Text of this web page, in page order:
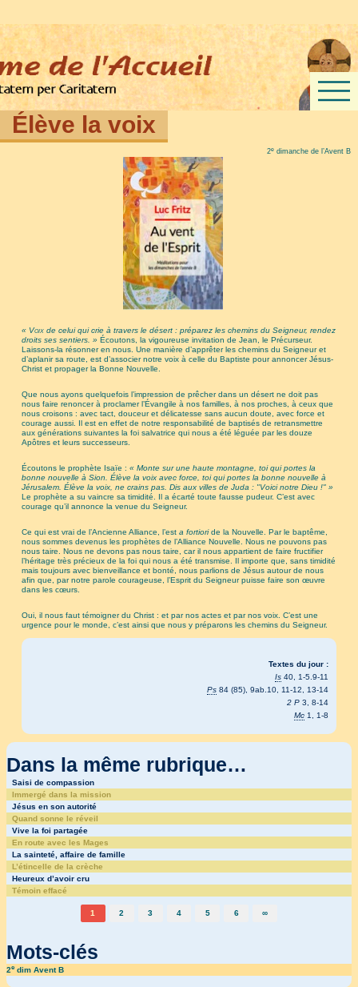
Élève la voix
2edimanche de l’Avent B
« Voixde celui qui crie à travers le désert : préparez les chemins du Seigneur, rendez
droits ses sentiers. » Écoutons, la vigoureuse invitation de Jean, le Précurseur.
Laissons-la résonner en nous. Une manière d’apprêter les chemins du Seigneur et
d’aplanir sa route, est d’associer notre voix à celle du Baptiste pour annoncer Jésus-
Christ et propager la Bonne Nouvelle.
Que nous ayons quelquefois l’impression de prêcher dans un désert ne doit pas
nous faire renoncer à proclamer l’Évangile à nos familles, à nos proches, à ceux que
nous croisons : avec tact, douceur et délicatesse sans aucun doute, avec force et
courage aussi. Il est en effet de notre responsabilité de baptisés de retransmettre
aux générations suivantes la foi salvatrice qui nous a été léguée par les douze
Apôtres et leurs successeurs.
Écoutons le prophète Isaïe : « Monte sur une haute montagne, toi qui portes la
bonne nouvelle à Sion. Élève la voix avec force, toi qui portes la bonne nouvelle à
Jérusalem. Élève la voix, ne crains pas. Dis aux villes de Juda : "Voici notre Dieu !" »
Le prophète a su vaincre sa timidité. Il a écarté toute fausse pudeur. C’est avec
courage qu’il annonce la venue du Seigneur.
Ce qui est vrai de l’Ancienne Alliance, l’est a fortioride la Nouvelle. Par le baptême,
nous sommes devenus les prophètes de l’Alliance Nouvelle. Nous ne pouvons pas
nous taire. Nous ne devons pas nous taire, car il nous appartient de faire fructifier
l’héritage très précieux de la foi qui nous a été transmise. Il importe que, sans timidité
mais toujours avec bienveillance et bonté, nous parlions de Jésus autour de nous
afin que, par notre parole courageuse, l’Esprit du Seigneur puisse faire son œuvre
dans les cœurs.
Oui, il nous faut témoigner du Christ : et par nos actes et par nos voix. C’est une
urgence pour le monde, c’est ainsi que nous y préparons les chemins du Seigneur.
Textes du jour :
Is 40, 1-5.9-11
Ps 84 (85), 9ab.10, 11-12, 13-14
2 P 3, 8-14
Mc 1, 1-8
Dans la même rubrique…
Saisi de compassion
Immergé dans la mission
Jésus en son autorité
Quand sonne le réveil
Vive la foi partagée
En route avec les Mages
La sainteté, affaire de famille
L’étincelle de la crèche
Heureux d’avoir cru
Témoin effacé
1 2 3 4 5 6 ∞
Mots-clés
2edim Avent B